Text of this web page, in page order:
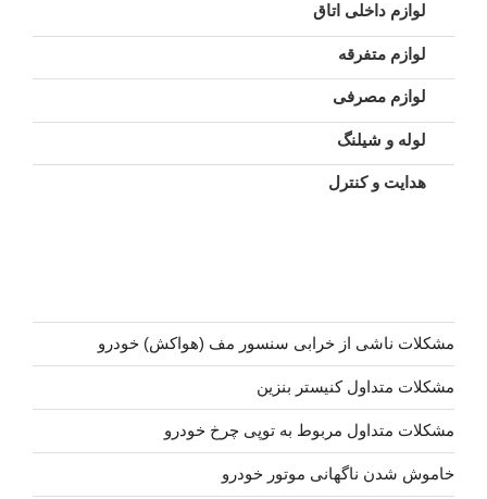
لوازم داخلی اتاق
لوازم متفرقه
لوازم مصرفی
لوله و شیلنگ
هدایت و کنترل
مشکلات ناشی از خرابی سنسور مف (هواکش) خودرو
مشکلات متداول کنیستر بنزین
مشکلات متداول مربوط به توپی چرخ خودرو
خاموش شدن ناگهانی موتور خودرو